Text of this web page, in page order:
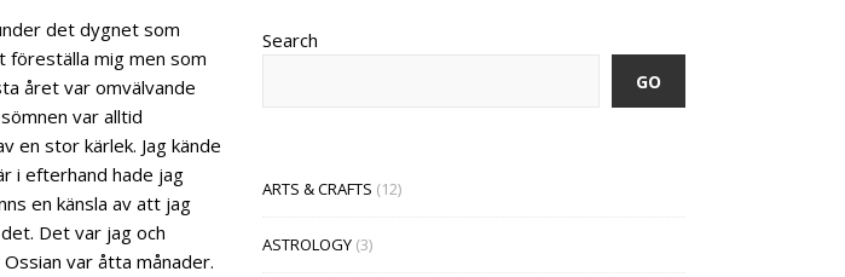
det dygnet som
föreställa mig men som
året var omvälvande
var alltid
en stor kärlek. Jag kände
i efterhand hade jag
en känsla av att jag
Det var jag och
var åtta månader.
Search
GO
ARTS & CRAFTS (12)
ASTROLOGY (3)